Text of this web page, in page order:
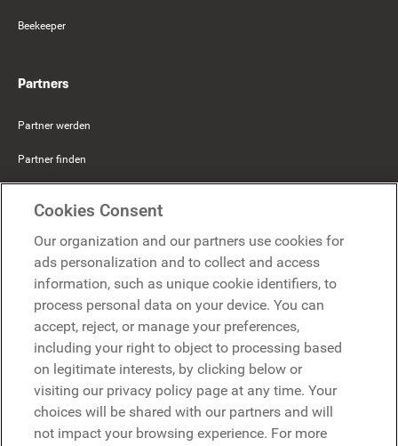
Beekeeper
Partners
Partner werden
Partner finden
Microsoft
Demo anfragen
Demo anfragen
Kontakt
Kontakt
Cookies Consent
Our organization and our partners use cookies for
ads personalization and to collect and access
information, such as unique cookie identifiers, to
process personal data on your device. You can
accept, reject, or manage your preferences,
including your right to object to processing based
on legitimate interests, by clicking below or
visiting our privacy policy page at any time. Your
choices will be shared with our partners and will
not impact your browsing experience. For more